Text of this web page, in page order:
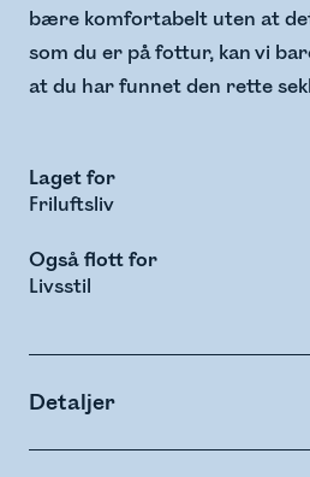
bære komfortabelt uten at
som du er på fottur, kan vi
at du har funnet den rette
Laget for
Friluftsliv
Også flott for
Livsstil
Detaljer